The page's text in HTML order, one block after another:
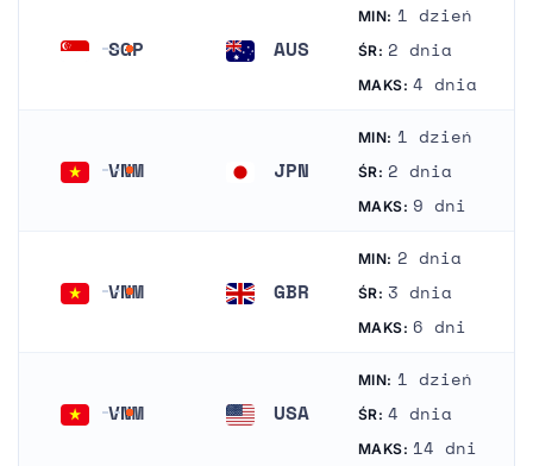
SGP AUS
MIN: 1 dzień
ŚR: 2 dnia
MAKS: 4 dnia
VNM JPN
MIN: 1 dzień
ŚR: 2 dnia
MAKS: 9 dni
VNM GBR
MIN: 2 dnia
ŚR: 3 dnia
MAKS: 6 dni
VNM USA
Stany Zjednoczone Ameryki
MIN: 1 dzień
ŚR: 4 dnia
MAKS: 14 dni